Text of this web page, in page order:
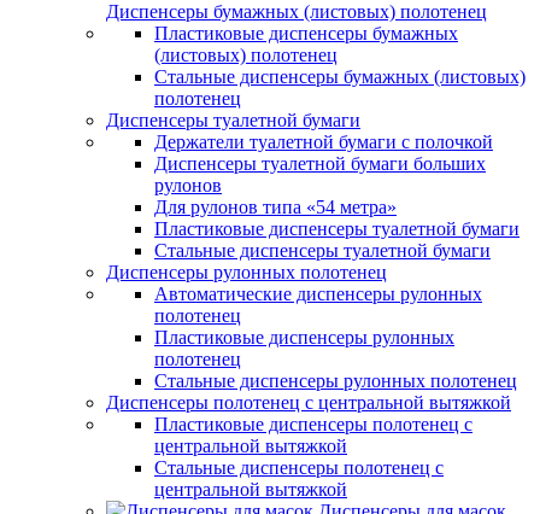
Диспенсеры бумажных (листовых) полотенец
Пластиковые диспенсеры бумажных
(листовых) полотенец
Стальные диспенсеры бумажных (листовых)
полотенец
Диспенсеры туалетной бумаги
Держатели туалетной бумаги с полочкой
Диспенсеры туалетной бумаги больших
рулонов
Для рулонов типа «54 метра»
Пластиковые диспенсеры туалетной бумаги
Стальные диспенсеры туалетной бумаги
Диспенсеры рулонных полотенец
Автоматические диспенсеры рулонных
полотенец
Пластиковые диспенсеры рулонных
полотенец
Стальные диспенсеры рулонных полотенец
Диспенсеры полотенец с центральной вытяжкой
Пластиковые диспенсеры полотенец с
центральной вытяжкой
Стальные диспенсеры полотенец с
центральной вытяжкой